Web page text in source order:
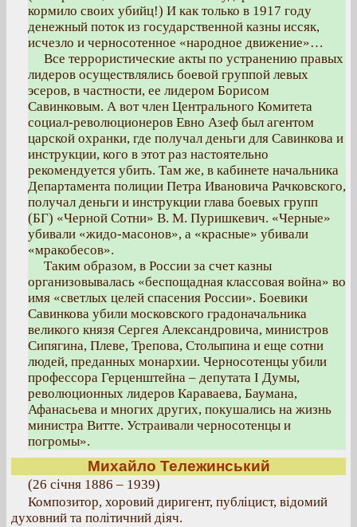
кормило своих убийц!) И как только в 1917 году
денежный поток из государственной казны иссяк,
исчезло и черносотенное «народное движение»…
Все террористические акты по устранению правых
лидеров осуществлялись боевой группой левых
эсеров, в частности, ее лидером Борисом
Савинковым. А вот член Центрального Комитета
социал-революционеров Евно Азеф был агентом
царской охранки, где получал деньги для Савинкова и
инструкции, кого в этот раз настоятельно
рекомендуется убить. Там же, в кабинете начальника
Департамента полиции Петра Ивановича Рачковского,
получал деньги и инструкции глава боевых групп
(БГ) «Черной Сотни» В. М. Пуришкевич. «Черные»
убивали «жидо-масонов», а «красные» убивали
«мракобесов».
Таким образом, в России за счет казны
организовывалась «беспощадная классовая война» во
имя «светлых целей спасения России». Боевики
Савинкова убили московского градоначальника
великого князя Сергея Александровича, министров
Сипягина, Плеве, Трепова, Столыпина и еще сотни
людей, преданных монархии. Черносотенцы убили
профессора Герценштейна – депутата I Думы,
революционных лидеров Караваева, Баумана,
Афанасьева и многих других, покушались на жизнь
министра Витте. Устраивали черносотенцы и
погромы».
Михайло Тележинський
(26 січня 1886 – 1939)
Композитор, хоровий диригент, публіцист, відомий
духовний та політичний діяч.